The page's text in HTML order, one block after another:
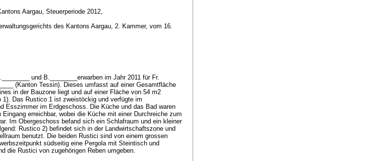
Aargau, Steuerperiode 2012,
des Kantons Aargau, 2. Kammer, vom 16.
und B.________erwarben im Jahr 2011 für Fr.
(Kanton Tessin). Dieses umfasst auf einer Gesamtfläche
in der Bauzone liegt und auf einer Fläche von 54 m2
1). Das Rustico 1 ist zweistöckig und verfügte im
Esszimmer im Erdgeschoss. Die Küche und das Bad waren
erreichbar, wobei die Küche mit einer Durchreiche zum
Im Obergeschoss befand sich ein Schlafraum und ein kleiner
Rustico 2) befindet sich in der Landwirtschaftszone und
benutzt. Die beiden Rustici sind von einem grossen
südseitig eine Pergola mit Steintisch und
die Rustici von zugehörigen Reben umgeben.